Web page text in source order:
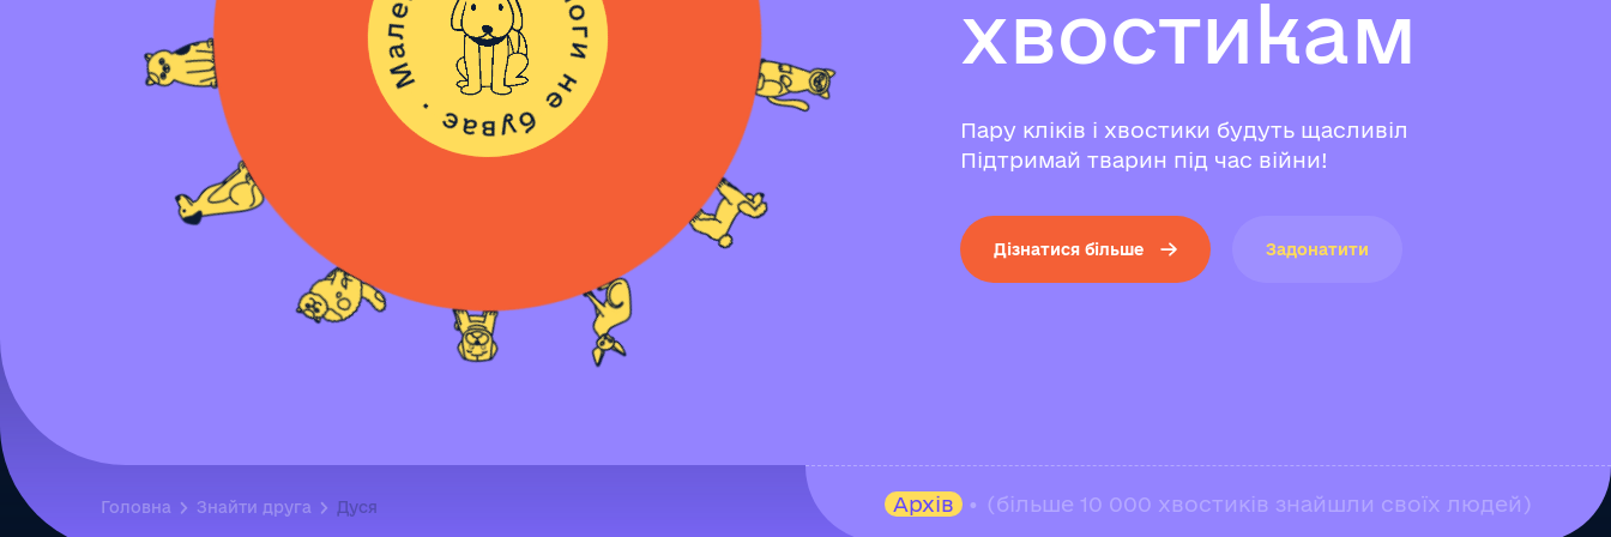
хвостикам
Пару кліків і хвостики будуть щасливіл
Підтримай тварин під час війни!
Дізнатися більше Задонатити
Головна Знайти друга Дуся Архів • (більше 10 000 хвостиків знайшли своїх людей)